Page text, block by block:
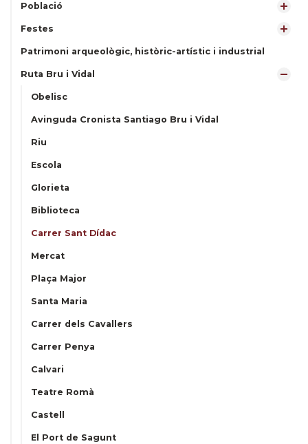
Població
Festes
Patrimoni arqueològic, històric-artístic i industrial
Ruta Bru i Vidal
Obelisc
Avinguda Cronista Santiago Bru i Vidal
Riu
Escola
Glorieta
Biblioteca
Carrer Sant Dídac
Mercat
Plaça Major
Santa Maria
Carrer dels Cavallers
Carrer Penya
Calvari
Teatre Romà
Castell
El Port de Sagunt